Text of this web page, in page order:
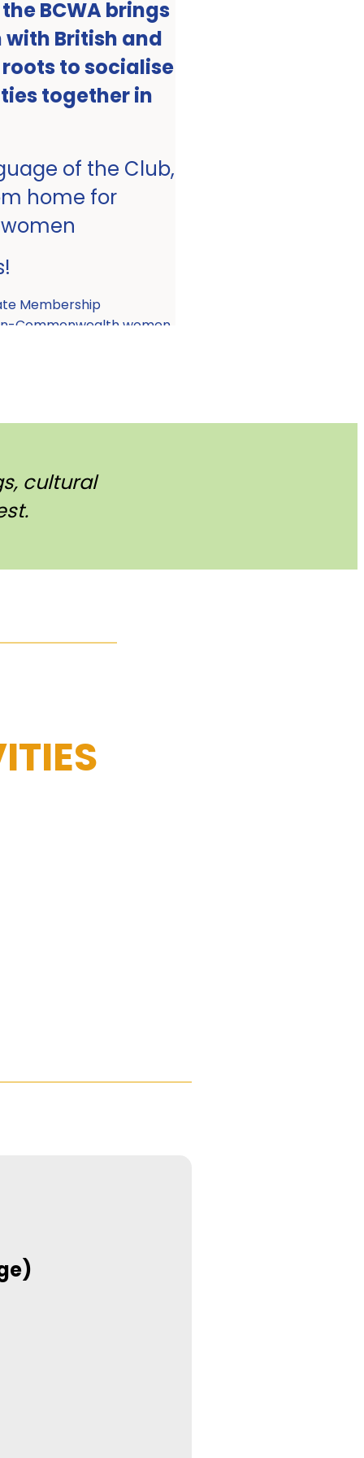
BCWA brings
British and
to socialise
together in
of the Club,
home for
Membership
Commonwealth women.
cultural